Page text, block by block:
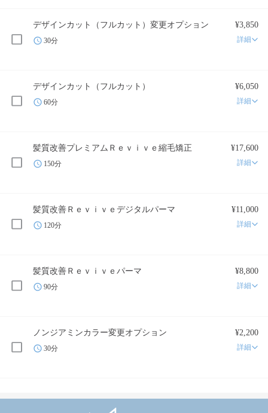
デザインカット（フルカット）変更オプション ¥3,850
30分 詳細
デザインカット（フルカット） ¥6,050
60分 詳細
髪質改善プレミアムＲｅｖｉｖｅ縮毛矯正 ¥17,600
150分 詳細
髪質改善Ｒｅｖｉｖｅデジタルパーマ ¥11,000
120分 詳細
髪質改善Ｒｅｖｉｖｅパーマ ¥8,800
90分 詳細
ノンジアミンカラー変更オプション ¥2,200
30分 詳細